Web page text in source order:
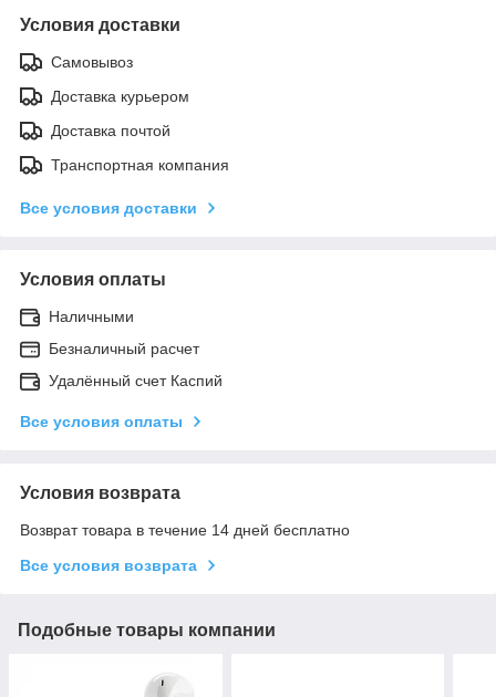
Условия доставки
Самовывоз
Доставка курьером
Доставка почтой
Транспортная компания
Все условия доставки
Условия оплаты
Наличными
Безналичный расчет
Удалённый счет Каспий
Все условия оплаты
Условия возврата
Возврат товара в течение 14 дней бесплатно
Все условия возврата
Подобные товары компании